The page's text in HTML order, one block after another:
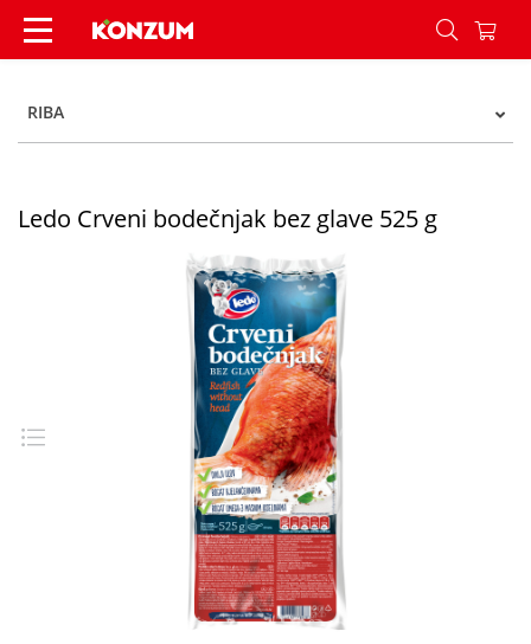
Ledo Crveni bodečnjak bez glave 525 g - Konzum
RIBA
Ledo Crveni bodečnjak bez glave 525 g